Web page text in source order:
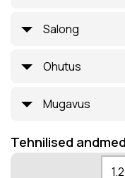
Salong
Ohutus
Mugavus
Tehnilised andmed